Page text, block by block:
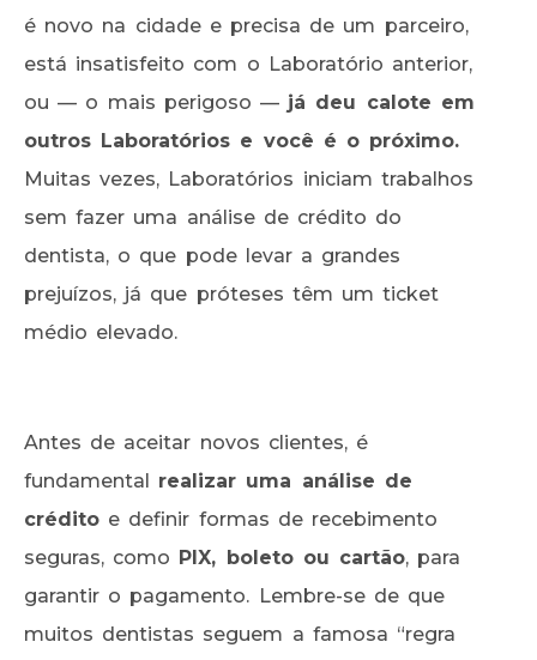
é novo na cidade e precisa de um parceiro,
está insatisfeito com o Laboratório anterior,
ou — o mais perigoso — já deu calote em
outros Laboratórios e você é o próximo.
Muitas vezes, Laboratórios iniciam trabalhos
sem fazer uma análise de crédito do
dentista, o que pode levar a grandes
prejuízos, já que próteses têm um ticket
médio elevado.
Antes de aceitar novos clientes, é
fundamental realizar uma análise de
crédito e definir formas de recebimento
seguras, como PIX, boleto ou cartão, para
garantir o pagamento. Lembre-se de que
muitos dentistas seguem a famosa “regra